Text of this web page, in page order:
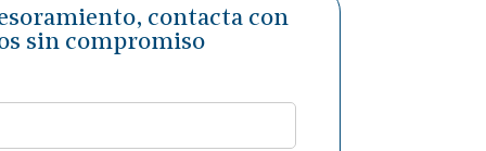
contacta con
sin compromiso